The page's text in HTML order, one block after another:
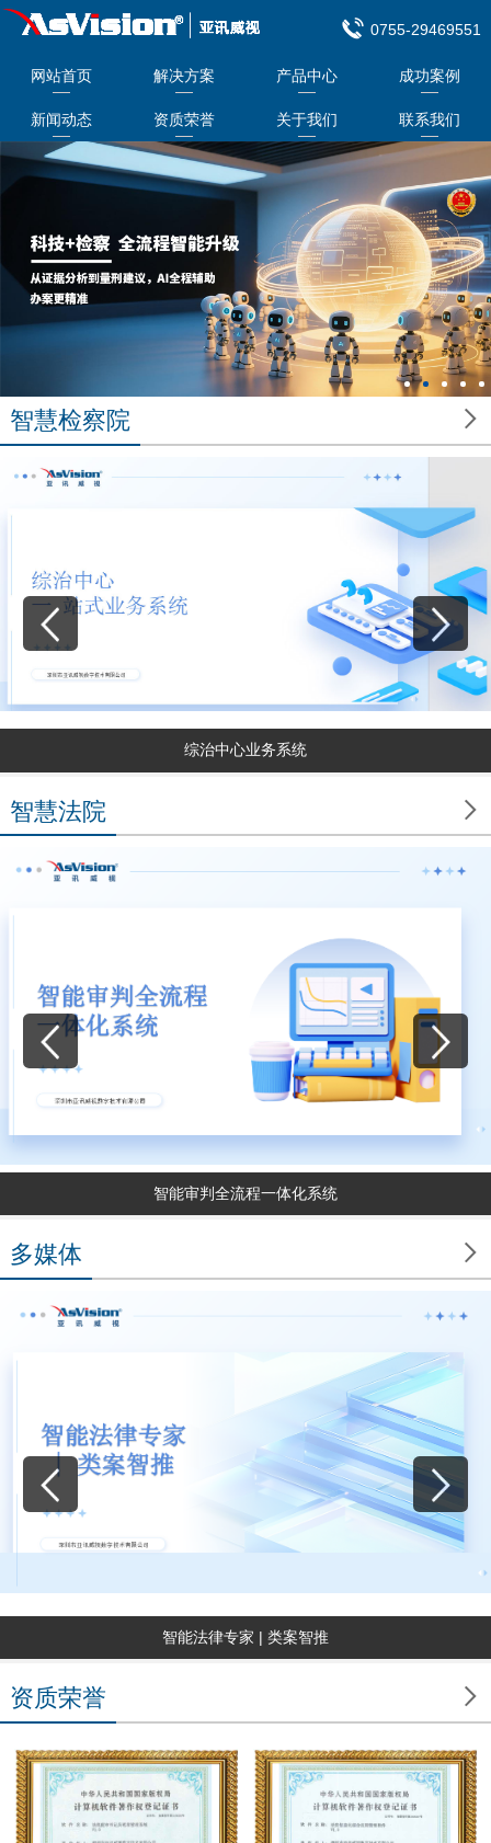
0755-29469551
网站首页 解决方案 产品中心 成功案例
新闻动态 资质荣誉 关于我们 联系我们

智慧检察院
综治中心业务系统

智慧法院
智能审判全流程一体化系统

多媒体
智能法律专家 | 类案智推

资质荣誉